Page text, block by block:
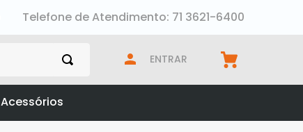
Telefone de Atendimento: 71 3621-6400
ENTRAR
Acessórios